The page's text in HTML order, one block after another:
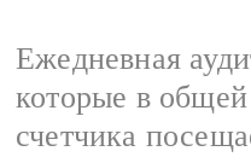
Ежедневная
которые в
счетчика